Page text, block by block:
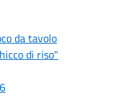
da tavolo
di riso"